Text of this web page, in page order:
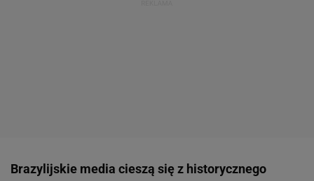
Brazylijskie media cieszą się z historycznego